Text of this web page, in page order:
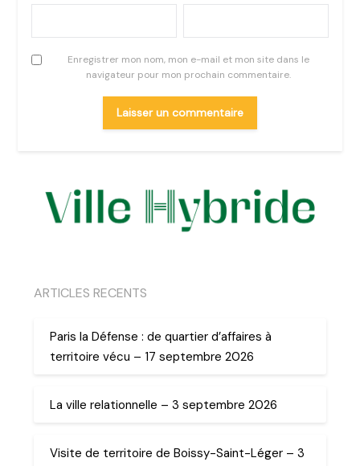
Enregistrer mon nom, mon e-mail et mon site dans le
navigateur pour mon prochain commentaire.
ARTICLES RECENTS
Paris la Défense : de quartier d’affaires à
territoire vécu – 17 septembre 2026
La ville relationnelle – 3 septembre 2026
Visite de territoire de Boissy-Saint-Léger – 3